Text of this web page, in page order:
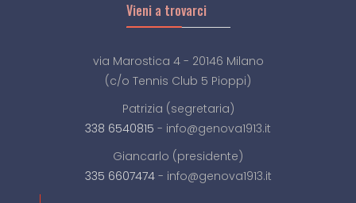
Vieni a trovarci
via Marostica 4 - 20146 Milano
(c/o Tennis Club 5 Pioppi)
Patrizia (segretaria)
338 6540815 - info@genova1913.it
Giancarlo (presidente)
335 6607474- info@genova1913.it